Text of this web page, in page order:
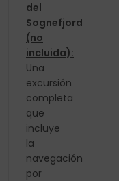
del
Sognefjord
(no
incluida):
Una
excursión
completa
que
incluye
la
navegación
por